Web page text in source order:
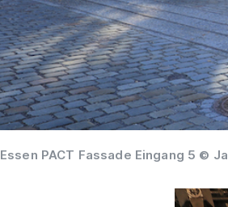
Essen PACT Fassade Eingang 5 ©